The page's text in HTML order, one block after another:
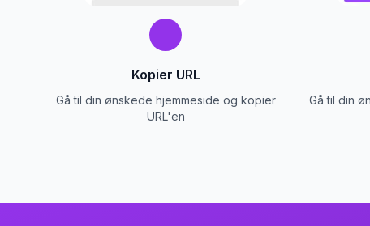
Kopier URL
Gå til din ønskede hjemmeside og kopier
URL'en
Gå til din